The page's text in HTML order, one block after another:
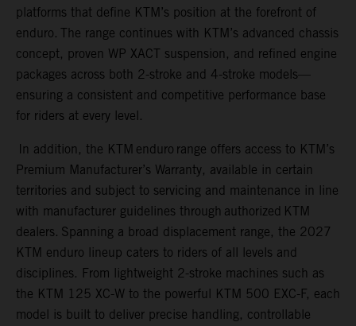
platforms that define KTM’s position at the forefront of
enduro. The range continues with KTM’s advanced chassis
concept, proven WP XACT suspension, and refined engine
packages across both 2-stroke and 4-stroke models—
ensuring a consistent and competitive performance base
for riders at every level.
In addition, the KTM enduro range offers access to KTM’s
Premium Manufacturer’s Warranty, available in certain
territories and subject to servicing and maintenance in line
with manufacturer guidelines through authorized KTM
dealers. Spanning a broad displacement range, the 2027
KTM enduro lineup caters to riders of all levels and
disciplines. From lightweight 2-stroke machines such as
the KTM 125 XC-W to the powerful KTM 500 EXC-F, each
model is built to deliver precise handling, controllable